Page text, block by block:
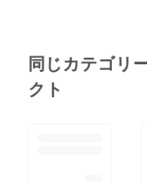
同じカテゴリ
クト